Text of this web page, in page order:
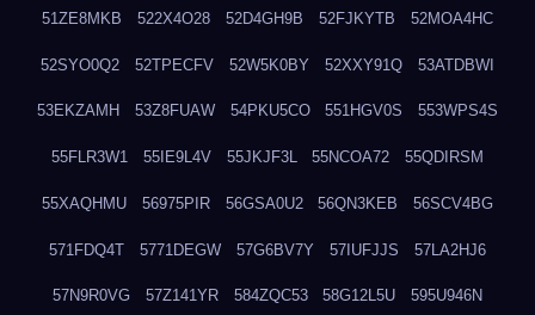
51ZE8MKB 522X4O28 52D4GH9B 52FJKYTB 52MOA4HC
52SYO0Q2 52TPECFV 52W5K0BY 52XXY91Q 53ATDBWI
53EKZAMH 53Z8FUAW 54PKU5CO 551HGV0S 553WPS4S
55FLR3W1 55IE9L4V 55JKJF3L 55NCOA72 55QDIRSM
55XAQHMU 56975PIR 56GSA0U2 56QN3KEB 56SCV4BG
571FDQ4T 5771DEGW 57G6BV7Y 57IUFJJS 57LA2HJ6
57N9R0VG 57Z141YR 584ZQC53 58G12L5U 595U946N